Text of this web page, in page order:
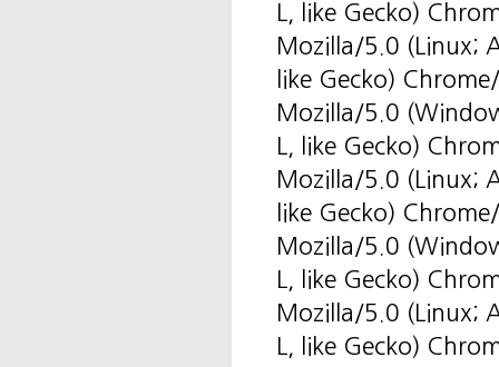
L, like Gecko)
Mozilla/5.0 (Linux;
like Gecko)
Mozilla/5.0
L, like Gecko)
Mozilla/5.0 (Linux;
like Gecko)
Mozilla/5.0
L, like Gecko)
Mozilla/5.0 (Linux;
L, like Gecko)